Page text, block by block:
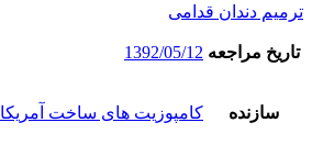
ترمیم دندان قدامی
تاریخ مراجعه 1392/05/12
سازنده کامپوزیت های ساخت آمریکا